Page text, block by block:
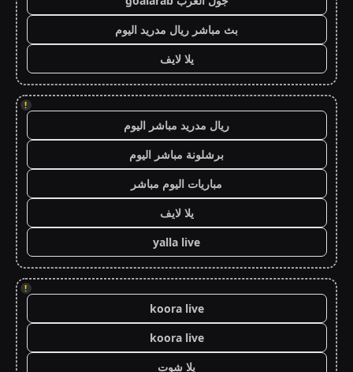
بث مباشر ريال مدريد اليوم
يلا لايف
!
ريال مدريد مباشر اليوم
برشلونة مباشر اليوم
مباريات اليوم مباشر
يلا لايف
yalla live
!
koora live
koora live
يلا شوت